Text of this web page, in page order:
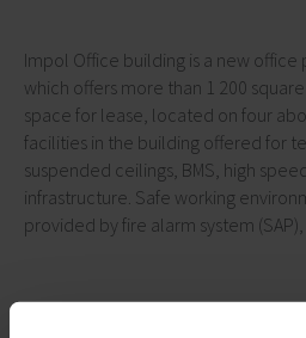
Impol Office building is a new
which offers more than 1 200
space for lease, located on four
facilities in the building offered for
suspended ceilings, BMS, high
infrastructure. Safe working
provided by fire alarm system